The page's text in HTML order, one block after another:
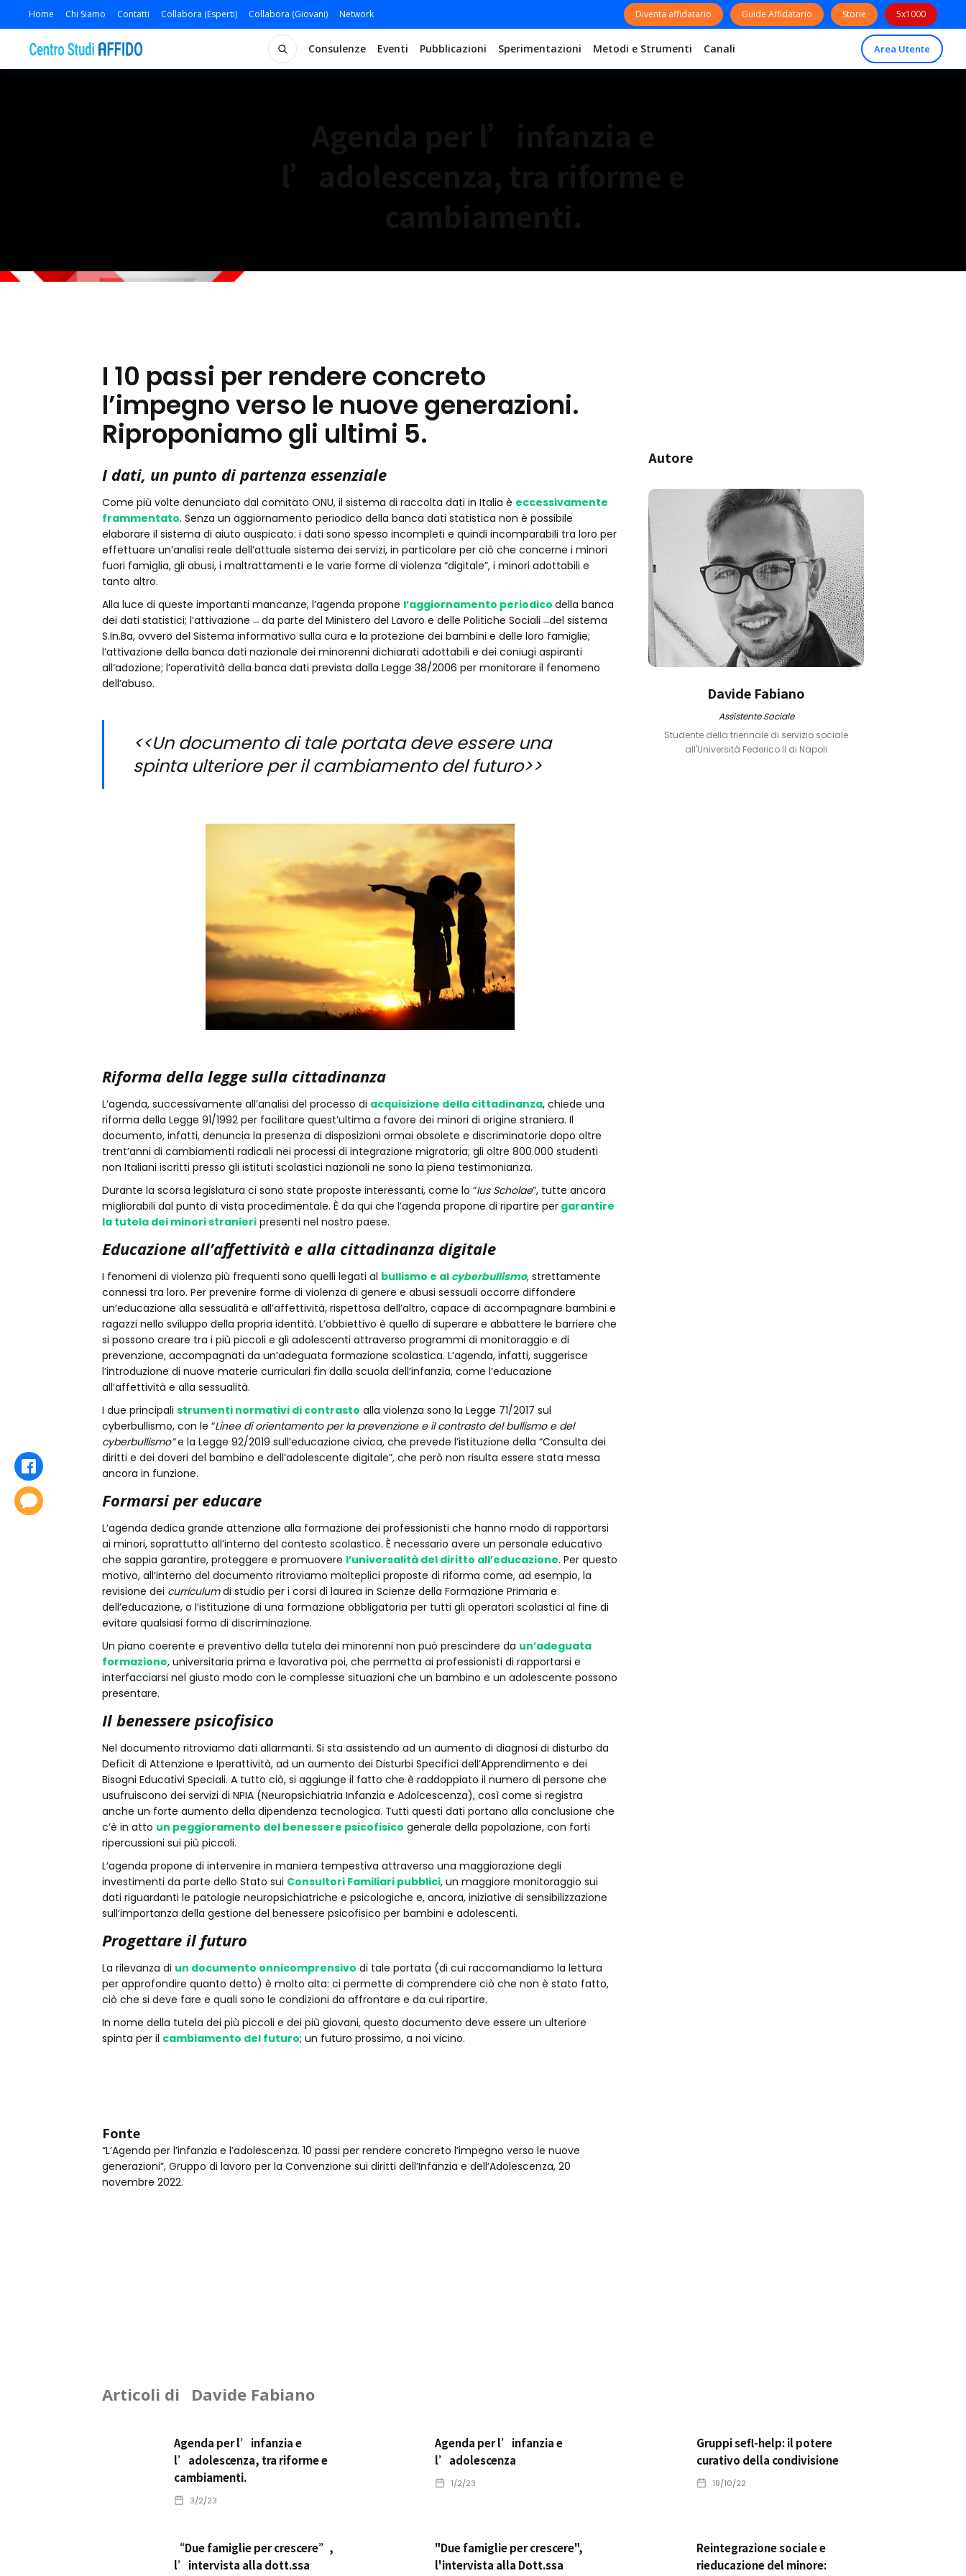
Home Chi Siamo Contatti Collabora (Esperti) Collabora (Giovani) Network Diventa affidatario Guide Affidatario Storie 5x1000
Consulenze Eventi Pubblicazioni Sperimentazioni Metodi e Strumenti Canali Area Utente
I 10 passi per rendere concreto
l’impegno verso le nuove generazioni.
Riproponiamo gli ultimi 5.
I dati, un punto di partenza essenziale
Come più volte denunciato dal comitato ONU, il sistema di raccolta dati in Italia è eccessivamente
frammentato. Senza un aggiornamento periodico della banca dati statistica non è possibile
elaborare il sistema di aiuto auspicato: i dati sono spesso incompleti e quindi incomparabili tra loro per
effettuare un’analisi reale dell’attuale sistema dei servizi, in particolare per ciò che concerne i minori
fuori famiglia, gli abusi, i maltrattamenti e le varie forme di violenza “digitale”, i minori adottabili e
tanto altro.
Alla luce di queste importanti mancanze, l’agenda propone l’aggiornamento periodico della banca
dei dati statistici; l’attivazione ̶ da parte del Ministero del Lavoro e delle Politiche Sociali ̶ del sistema
S.In.Ba, ovvero del Sistema informativo sulla cura e la protezione dei bambini e delle loro famiglie;
l’attivazione della banca dati nazionale dei minorenni dichiarati adottabili e dei coniugi aspiranti
all’adozione; l’operatività della banca dati prevista dalla Legge 38/2006 per monitorare il fenomeno
dell’abuso.
<<Un documento di tale portata deve essere una
spinta ulteriore per il cambiamento del futuro>>
Riforma della legge sulla cittadinanza
L’agenda, successivamente all’analisi del processo di acquisizione della cittadinanza, chiede una
riforma della Legge 91/1992 per facilitare quest’ultima a favore dei minori di origine straniera. Il
documento, infatti, denuncia la presenza di disposizioni ormai obsolete e discriminatorie dopo oltre
trent’anni di cambiamenti radicali nei processi di integrazione migratoria; gli oltre 800.000 studenti
non Italiani iscritti presso gli istituti scolastici nazionali ne sono la piena testimonianza.
Durante la scorsa legislatura ci sono state proposte interessanti, come lo “Ius Scholae”, tutte ancora
migliorabili dal punto di vista procedimentale. È da qui che l’agenda propone di ripartire per garantire
la tutela dei minori stranieri presenti nel nostro paese.
Educazione all’affettività e alla cittadinanza digitale
I fenomeni di violenza più frequenti sono quelli legati al bullismo e al cyberbullismo, strettamente
connessi tra loro. Per prevenire forme di violenza di genere e abusi sessuali occorre diffondere
un’educazione alla sessualità e all’affettività, rispettosa dell’altro, capace di accompagnare bambini e
ragazzi nello sviluppo della propria identità. L’obbiettivo è quello di superare e abbattere le barriere che
si possono creare tra i più piccoli e gli adolescenti attraverso programmi di monitoraggio e di
prevenzione, accompagnati da un’adeguata formazione scolastica. L’agenda, infatti, suggerisce
l’introduzione di nuove materie curriculari fin dalla scuola dell’infanzia, come l’educazione
all’affettività e alla sessualità.
I due principali strumenti normativi di contrasto alla violenza sono la Legge 71/2017 sul
cyberbullismo, con le “Linee di orientamento per la prevenzione e il contrasto del bullismo e del
cyberbullismo”e la Legge 92/2019 sull’educazione civica, che prevede l’istituzione della “Consulta dei
diritti e dei doveri del bambino e dell’adolescente digitale”, che però non risulta essere stata messa
ancora in funzione.
Formarsi per educare
L’agenda dedica grande attenzione alla formazione dei professionisti che hanno modo di rapportarsi
ai minori, soprattutto all’interno del contesto scolastico. È necessario avere un personale educativo
che sappia garantire, proteggere e promuovere l’universalità del diritto all’educazione. Per questo
motivo, all’interno del documento ritroviamo molteplici proposte di riforma come, ad esempio, la
revisione dei curriculumdi studio per i corsi di laurea in Scienze della Formazione Primaria e
dell’educazione, o l’istituzione di una formazione obbligatoria per tutti gli operatori scolastici al fine di
evitare qualsiasi forma di discriminazione.
Un piano coerente e preventivo della tutela dei minorenni non può prescindere da un’adeguata
formazione, universitaria prima e lavorativa poi, che permetta ai professionisti di rapportarsi e
interfacciarsi nel giusto modo con le complesse situazioni che un bambino e un adolescente possono
presentare.
Il benessere psicofisico
Nel documento ritroviamo dati allarmanti. Si sta assistendo ad un aumento di diagnosi di disturbo da
Deficit di Attenzione e Iperattività, ad un aumento dei Disturbi Specifici dell’Apprendimento e dei
Bisogni Educativi Speciali. A tutto ciò, si aggiunge il fatto che è raddoppiato il numero di persone che
usufruiscono dei servizi di NPIA (Neuropsichiatria Infanzia e Adolcescenza), così come si registra
anche un forte aumento della dipendenza tecnologica. Tutti questi dati portano alla conclusione che
c’è in atto un peggioramento del benessere psicofisico generale della popolazione, con forti
ripercussioni sui più piccoli.
L’agenda propone di intervenire in maniera tempestiva attraverso una maggiorazione degli
investimenti da parte dello Stato sui Consultori Familiari pubblici, un maggiore monitoraggio sui
dati riguardanti le patologie neuropsichiatriche e psicologiche e, ancora, iniziative di sensibilizzazione
sull’importanza della gestione del benessere psicofisico per bambini e adolescenti.
Progettare il futuro
La rilevanza di un documento onnicomprensivo di tale portata (di cui raccomandiamo la lettura
per approfondire quanto detto) è molto alta: ci permette di comprendere ciò che non è stato fatto,
ciò che si deve fare e quali sono le condizioni da affrontare e da cui ripartire.
In nome della tutela dei più piccoli e dei più giovani, questo documento deve essere un ulteriore
spinta per il cambiamento del futuro; un futuro prossimo, a noi vicino.
Fonte
“L’Agenda per l’infanzia e l’adolescenza. 10 passi per rendere concreto l’impegno verso le nuove
generazioni”, Gruppo di lavoro per la Convenzione sui diritti dell’Infanzia e dell’Adolescenza, 20
novembre 2022.
Autore
Davide Fabiano
Assistente Sociale
Studente della triennale di servizio sociale
all'Università Federico II di Napoli
Articoli di Davide Fabiano
Agenda per l’infanzia e
l’adolescenza, tra riforme e
cambiamenti.
3/2/23
Agenda per l’infanzia e
l’adolescenza
1/2/23
Gruppi sefl-help: il potere
curativo della condivisione
18/10/22
“Due famiglie per crescere”,
l’intervista alla dott.ssa
"Due famiglie per crescere",
l'intervista alla Dott.ssa
Reintegrazione sociale e
rieducazione del minore: